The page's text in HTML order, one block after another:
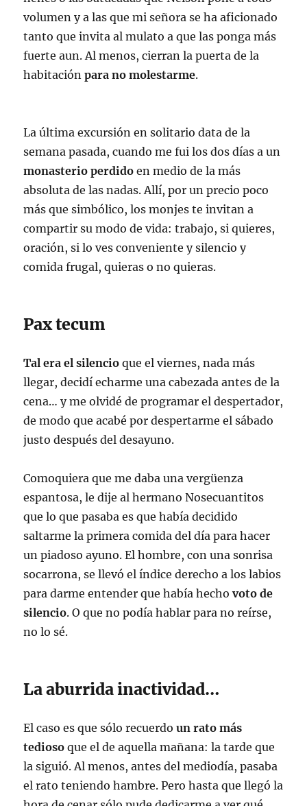
volumen y a las que mi señora se ha aficionado
tanto que invita al mulato a que las ponga más
fuerte aun. Al menos, cierran la puerta de la
habitación para no molestarme.
La última excursión en solitario data de la
semana pasada, cuando me fui los dos días a un
monasterio perdido en medio de la más
absoluta de las nadas. Allí, por un precio poco
más que simbólico, los monjes te invitan a
compartir su modo de vida: trabajo, si quieres,
oración, si lo ves conveniente y silencio y
comida frugal, quieras o no quieras.
Pax tecum
Tal era el silencio que el viernes, nada más
llegar, decidí echarme una cabezada antes de la
cena… y me olvidé de programar el despertador,
de modo que acabé por despertarme el sábado
justo después del desayuno.
Comoquiera que me daba una vergüenza
espantosa, le dije al hermano Nosecuantitos
que lo que pasaba es que había decidido
saltarme la primera comida del día para hacer
un piadoso ayuno. El hombre, con una sonrisa
socarrona, se llevó el índice derecho a los labios
para darme entender que había hecho voto de
silencio. O que no podía hablar para no reírse,
no lo sé.
La aburrida inactividad…
El caso es que sólo recuerdoun rato más
tedioso que el de aquella mañana: la tarde que
la siguió. Al menos, antes del mediodía, pasaba
el rato teniendo hambre. Pero hasta que llegó la